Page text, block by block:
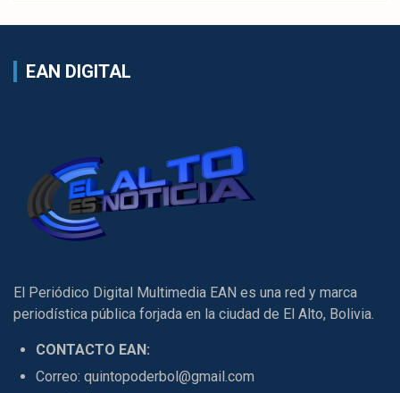
EAN DIGITAL
El Periódico Digital Multimedia EAN es una red y marca
periodística pública forjada en la ciudad de El Alto, Bolivia.
CONTACTO EAN:
Correo: quintopoderbol@gmail.com